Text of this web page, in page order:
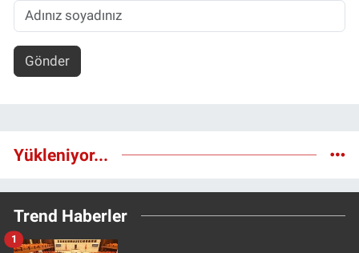
Gönder
Yükleniyor...
Trend Haberler
1